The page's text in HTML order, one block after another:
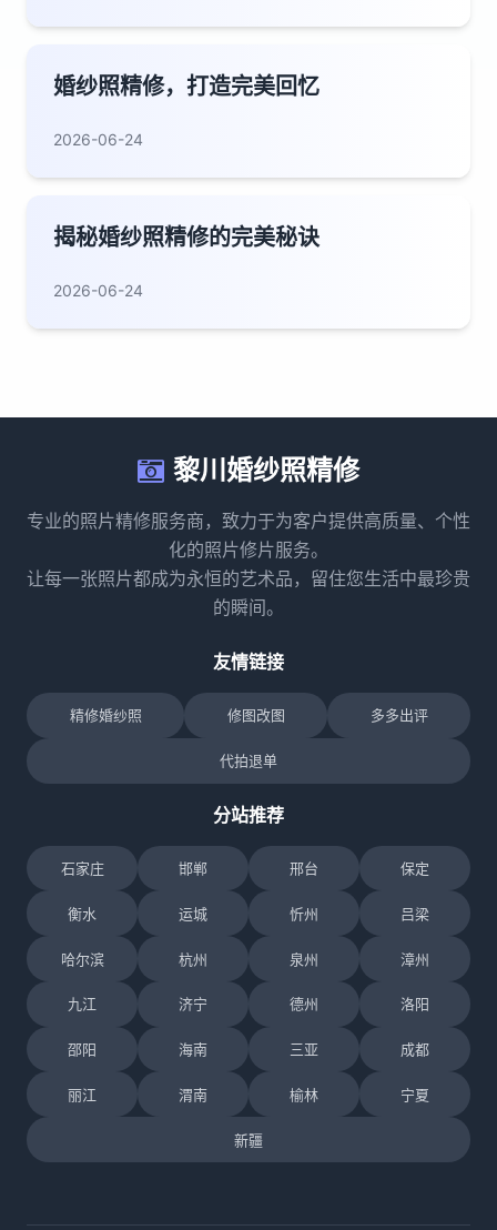
婚纱照精修，打造完美回忆
2026-06-24
揭秘婚纱照精修的完美秘诀
2026-06-24
黎川婚纱照精修
专业的照片精修服务商，致力于为客户提供高质量、个性
化的照片修片服务。
让每一张照片都成为永恒的艺术品，留住您生活中最珍贵
的瞬间。
友情链接
精修婚纱照 修图改图 多多出评
代拍退单
分站推荐
石家庄 邯郸 邢台 保定
衡水 运城 忻州 吕梁
哈尔滨 杭州 泉州 漳州
九江 济宁 德州 洛阳
邵阳 海南 三亚 成都
丽江 渭南 榆林 宁夏
新疆